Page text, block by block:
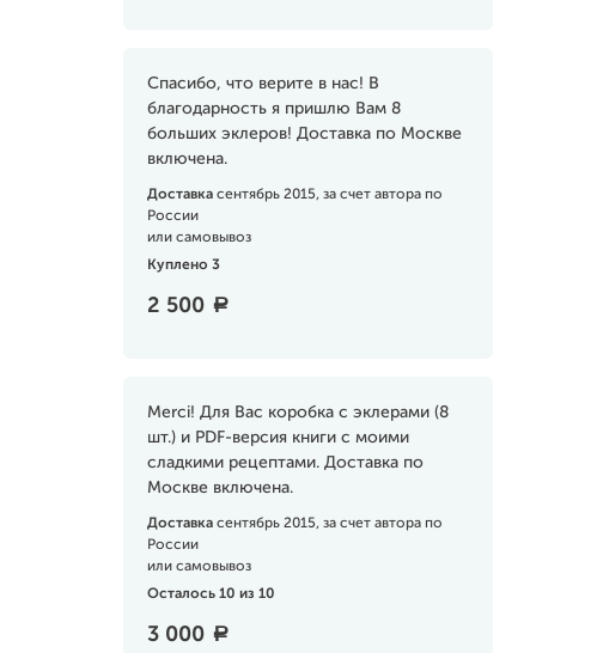
Спасибо, что верите в нас! В
благодарность я пришлю Вам 8
больших эклеров! Доставка по Москве
включена.
Доставка сентябрь 2015, за счет автора по
России
или самовывоз
Куплено 3
2 500 a
Merci! Для Вас коробка с эклерами (8
шт.) и PDF-версия книги с моими
сладкими рецептами. Доставка по
Москве включена.
Доставка сентябрь 2015, за счет автора по
России
или самовывоз
Осталось 10 из 10
3 000 a